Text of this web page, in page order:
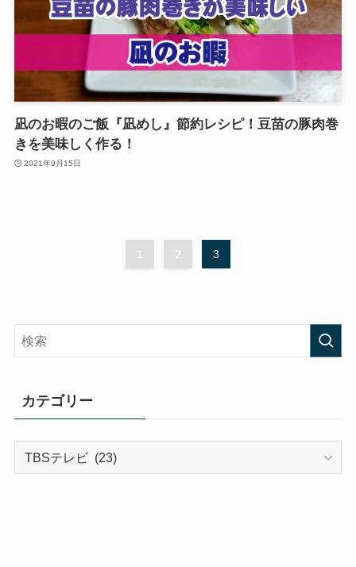
凪のお暇のご飯『凪めし』節約レシピ！豆苗の豚肉巻
きを美味しく作る！
2021年9月15日
1 2 3
カテゴリー
カ